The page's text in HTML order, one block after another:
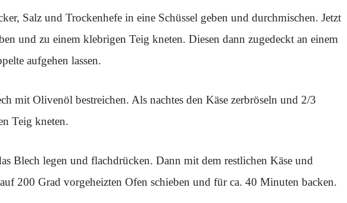
Salz und Trockenhefe in eine Schüssel geben und durchmischen. Jetzt
und zu einem klebrigen Teig kneten. Diesen dann zugedeckt an einem
aufgehen lassen.
mit Olivenöl bestreichen. Als nachtes den Käse zerbröseln und 2/3
Teig kneten.
Blech legen und flachdrücken. Dann mit dem restlichen Käse und
200 Grad vorgeheizten Ofen schieben und für ca. 40 Minuten backen.